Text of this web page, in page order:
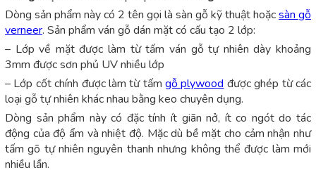
Dòng sản phẩm này có 2 tên gọi là sàn gỗ kỹ thuật hoặcsàn gỗ
verneer. Sản phẩm ván gỗ dán mặt có cấu tạo 2 lớp:
– Lớp về mặt được làm từ tấm ván gỗ tự nhiên dày khoảng
3mm được sơn phủ UV nhiều lớp
– Lớp cốt chính được làm từ tấmgỗ plywood được ghép từ các
loại gỗ tự nhiên khác nhau bằng keo chuyên dụng.
Dòng sản phẩm này có đặc tính ít giãn nở, ít co ngót do tác
động của độ ẩm và nhiệt độ. Mặc dù bề mặt cho cảm nhận như
tấm gõ tự nhiên nguyên thanh nhưng không thể được làm mới
nhiều lần.